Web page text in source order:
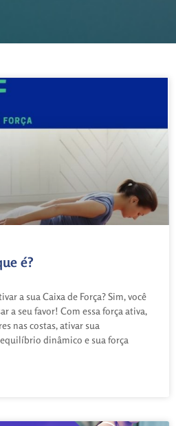
é?
a sua Caixa de Força? Sim, você
a seu favor! Com essa força ativa,
nas costas, ativar sua
dinâmico e sua força